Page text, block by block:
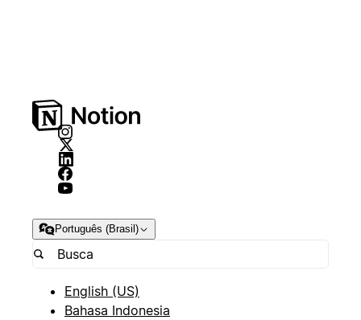
Português (Brasil)
English (US)
Bahasa Indonesia